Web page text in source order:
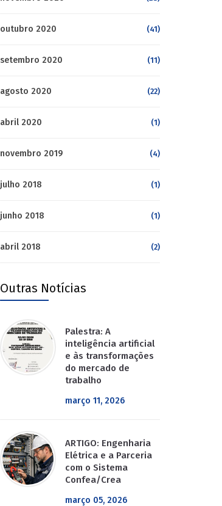
outubro 2020 (41)
setembro 2020 (11)
agosto 2020 (22)
abril 2020 (1)
novembro 2019 (4)
julho 2018 (1)
junho 2018 (1)
abril 2018 (2)
Outras Notícias
Palestra: A
inteligência artificial
e às transformações
do mercado de
trabalho
março 11, 2026
ARTIGO: Engenharia
Elétrica e a Parceria
com o Sistema
Confea/Crea
março 05, 2026